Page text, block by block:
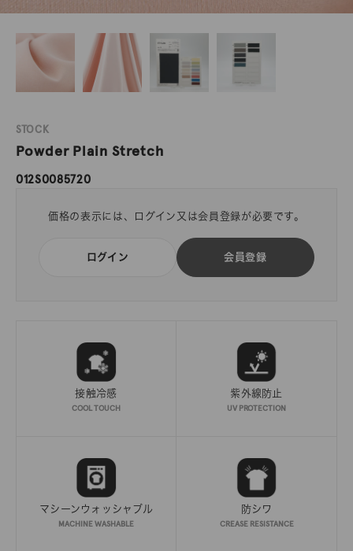
STOCK
Powder Plain Stretch
012S0085720
価格の表示には、ログイン又は会員登録が必要です。
ログイン 会員登録
接触冷感
COOL TOUCH
紫外線防止
UV PROTECTION
マシーンウォッシャブル
MACHINE WASHABLE
防シワ
CREASE RESISTANCE